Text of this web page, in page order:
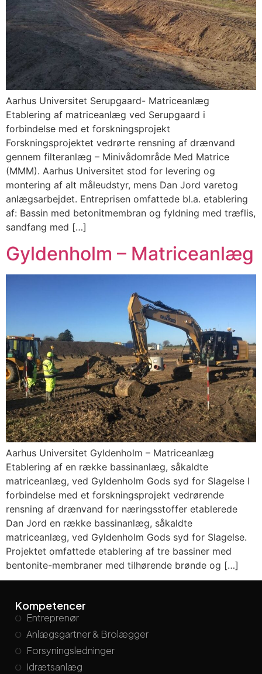
Aarhus Universitet Serupgaard- Matriceanlæg
Etablering af matriceanlæg ved Serupgaard i
forbindelse med et forskningsprojekt
Forskningsprojektet vedrørte rensning af drænvand
gennem filteranlæg – Minivådområde Med Matrice
(MMM). Aarhus Universitet stod for levering og
montering af alt måleudstyr, mens Dan Jord varetog
anlægsarbejdet. Entreprisen omfattede bl.a. etablering
af: Bassin med betonitmembran og fyldning med træflis,
sandfang med […]
Gyldenholm – Matriceanlæg
Aarhus Universitet Gyldenholm – Matriceanlæg
Etablering af en række bassinanlæg, såkaldte
matriceanlæg, ved Gyldenholm Gods syd for Slagelse I
forbindelse med et forskningsprojekt vedrørende
rensning af drænvand for næringsstoffer etablerede
Dan Jord en række bassinanlæg, såkaldte
matriceanlæg, ved Gyldenholm Gods syd for Slagelse.
Projektet omfattede etablering af tre bassiner med
bentonite-membraner med tilhørende brønde og […]
Kompetencer
Entreprenør
Anlægsgartner & Brolægger
Forsyningsledninger
Idrætsanlæg